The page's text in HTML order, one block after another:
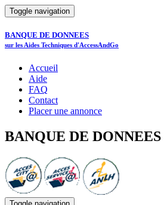
Toggle navigation
BANQUE DE DONNEES
sur les Aides Techniques d'AccessAndGo
Accueil
Aide
FAQ
Contact
Placer une annonce
BANQUE DE DONNEES